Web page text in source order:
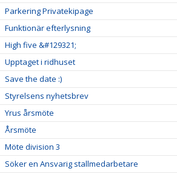
Parkering Privatekipage
Funktionär efterlysning
High five &#129321;
Upptaget i ridhuset
Save the date :)
Styrelsens nyhetsbrev
Yrus årsmöte
Årsmöte
Möte division 3
Söker en Ansvarig stallmedarbetare